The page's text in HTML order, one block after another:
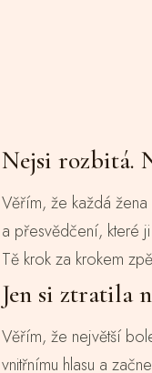
Nejsi rozbitá.
Věřím, že každá
a přesvědčení, které
Tě krok za krokem
Jen si ztratila
Věřím, že největší
vnitřnímu hlasu a